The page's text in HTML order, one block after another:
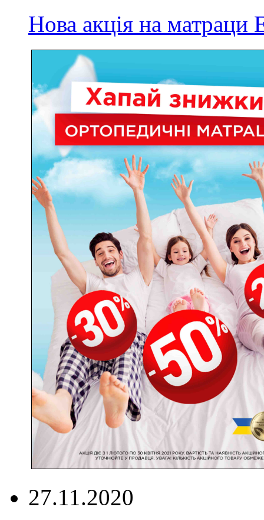
Нова акція на
27.11.2020